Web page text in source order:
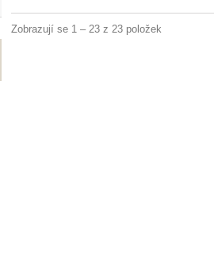
Zobrazují se 1 – 23 z 23 položek